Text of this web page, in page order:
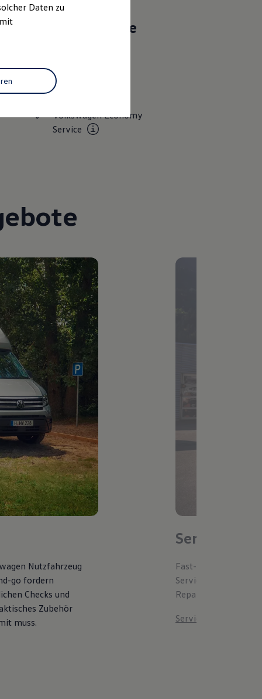
Das sind unsere
Service
ServicePlus
Volkswagen Economy
Service
Nutzfahrzeug
go fordern
Checks und
Zubehör
muss.
ServicePlus
Fast-Lane statt
Serviceleistungen
Reparaturen,
ServicePlus
Daten zu